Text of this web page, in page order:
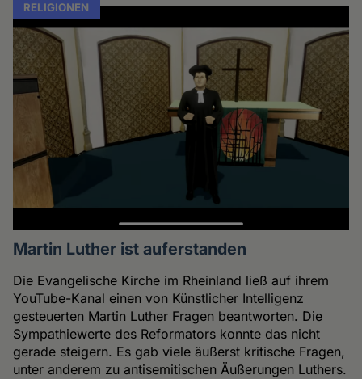
RELIGIONEN
Martin Luther ist auferstanden
Die Evangelische Kirche im Rheinland ließ auf ihrem
YouTube-Kanal einen von Künstlicher Intelligenz
gesteuerten Martin Luther Fragen beantworten. Die
Sympathiewerte des Reformators konnte das nicht
gerade steigern. Es gab viele äußerst kritische Fragen,
unter anderem zu antisemitischen Äußerungen Luthers.